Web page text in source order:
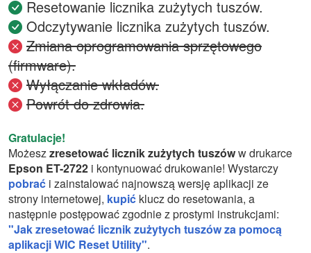
Resetowanie licznika zużytych tuszów.
Odczytywanie licznika zużytych tuszów.
Zmiana oprogramowania sprzętowego
(firmware).
Wyłączanie wkładów.
Powrót do zdrowia.
Gratulacje!
Możeszzresetować licznik zużytych tuszóww drukarce
Epson ET-2722 i kontynuować drukowanie! Wystarczy
pobrać i zainstalować najnowszą wersję aplikacji ze
strony internetowej, kupić klucz do resetowania, a
następnie postępować zgodnie z prostymi instrukcjami:
"Jak zresetować licznik zużytych tuszów za pomocą
aplikacji WIC Reset Utility".